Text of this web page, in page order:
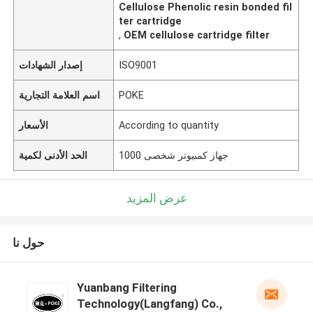
Cellulose Phenolic resin bonded fil
ter cartridge
, OEM cellulose cartridge filter
إصدار الشهادات ISO9001
اسم العلامة التجارية POKE
الأسعار According to quantity
الحد الأدنى لكمية جهاز كمبيوتر شخصى 1000
عرض المزيد
حول نا
Yuanbang Filtering
Technology(Langfang) Co.,